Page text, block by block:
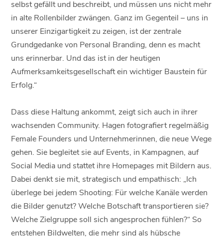
selbst gefällt und beschreibt, und müssen uns nicht mehr
in alte Rollenbilder zwängen. Ganz im Gegenteil – uns in
unserer Einzigartigkeit zu zeigen, ist der zentrale
Grundgedanke von Personal Branding, denn es macht
uns erinnerbar. Und das ist in der heutigen
Aufmerksamkeitsgesellschaft ein wichtiger Baustein für
Erfolg.“
Dass diese Haltung ankommt, zeigt sich auch in ihrer
wachsenden Community. Hagen fotografiert regelmäßig
Female Founders und Unternehmerinnen, die neue Wege
gehen. Sie begleitet sie auf Events, in Kampagnen, auf
Social Media und stattet ihre Homepages mit Bildern aus.
Dabei denkt sie mit, strategisch und empathisch: „Ich
überlege bei jedem Shooting: Für welche Kanäle werden
die Bilder genutzt? Welche Botschaft transportieren sie?
Welche Zielgruppe soll sich angesprochen fühlen?“ So
entstehen Bildwelten, die mehr sind als hübsche